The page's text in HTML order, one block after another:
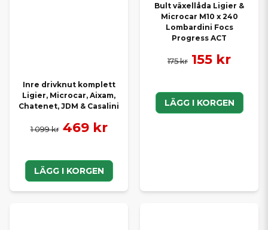
Inre drivknut komplett
Ligier, Microcar, Aixam,
Chatenet, JDM & Casalini
1 099 kr 469 kr
LÄGG I KORGEN
Bult växellåda Ligier &
Microcar M10 x 240
Lombardini Focs
Progress ACT
175 kr 155 kr
LÄGG I KORGEN